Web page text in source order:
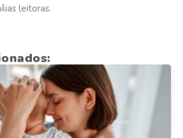
leitoras.